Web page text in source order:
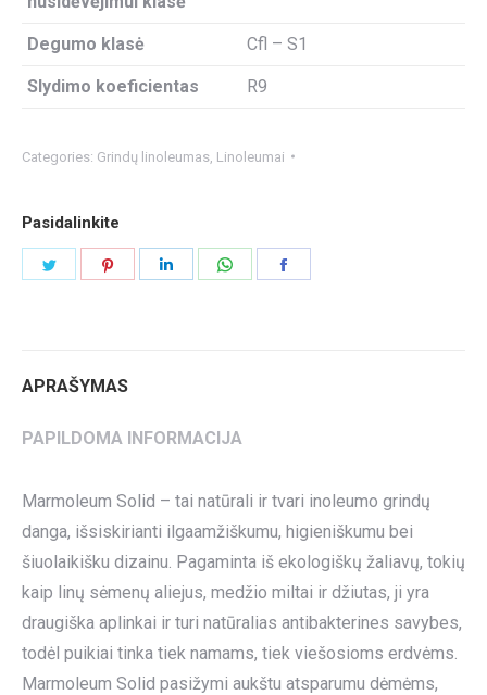
Degumo klasė Cfl – S1
Slydimo koeficientas R9
Categories: Grindų linoleumas Linoleumai
Pasidalinkite
APRAŠYMAS
PAPILDOMA INFORMACIJA
Marmoleum Solid – tai natūrali ir tvari inoleumo grindų
danga, išsiskirianti ilgaamžiškumu, higieniškumu bei
šiuolaikišku dizainu. Pagaminta iš ekologiškų žaliavų, tokių
kaip linų sėmenų aliejus, medžio miltai ir džiutas, ji yra
draugiška aplinkai ir turi natūralias antibakterines savybes,
todėl puikiai tinka tiek namams, tiek viešosioms erdvėms.
Marmoleum Solid pasižymi aukštu atsparumu dėmėms,